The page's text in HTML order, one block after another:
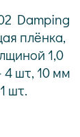
Damping
плёнка,
1,0
шт, 10 мм
шт.